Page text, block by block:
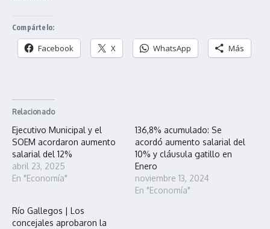
Compártelo:
Facebook X WhatsApp Más
Relacionado
Ejecutivo Municipal y el
SOEM acordaron aumento
salarial del 12%
abril 23, 2025
En "Economía"
136,8% acumulado: Se
acordó aumento salarial del
10% y cláusula gatillo en
Enero
noviembre 13, 2024
En "Economía"
Río Gallegos | Los
concejales aprobaron la